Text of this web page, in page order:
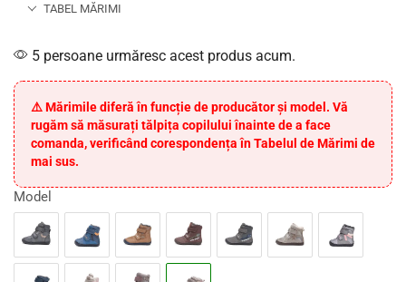
TABEL MĂRIMI
5 persoane urmăresc acest produs acum.
⚠️ Mărimile diferă în funcție de producător și model. Vă
rugăm să măsurați tălpița copilului înainte de a face
comanda, verificând corespondența în Tabelul de Mărimi de
mai sus.
Model